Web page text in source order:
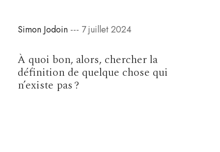
Simon Jodoin --- 7 juillet 2024
À quoi bon, alors, chercher la
définition de quelque chose qui
n’existe pas ?